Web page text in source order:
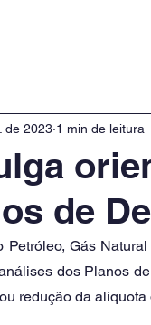
de
de 2023 1 min de leitura
Gás
dos Planos
redução da